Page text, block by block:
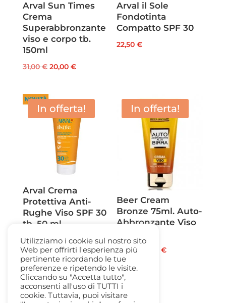
Arval Sun Times
Crema
Superabbronzante
viso e corpo tb.
150ml
31,00€ Il
originale
era:
31,00 €.
20,00 €Il
è:
20,00 €.
Arval il Sole
Fondotinta
Compatto SPF 30
22,50€
In offerta!
Arval Crema
Protettiva Anti-
Rughe Viso SPF 30
tb. 50 ml
29,50€Il
prezzo
originale
era:
29,50 €.
19,50€Il
prezzo
attuale
è:
19,50 €.
In offerta!
Beer Cream
Bronze 75ml. Auto-
Abbronzante Viso
14,00€ 8,50€Il
Utilizziamo i cookie sul nostro sito
Web per offrirti l'esperienza più
pertinente ricordando le tue
preferenze e ripetendo le visite.
Cliccando su "Accetta tutto",
acconsenti all'uso di TUTTI i
cookie. Tuttavia, puoi visitare